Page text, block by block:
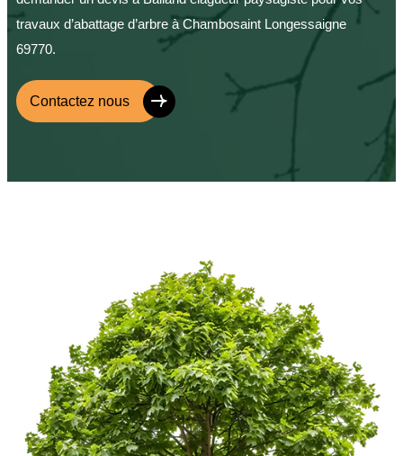
travaux d’abattage d’arbre à Chambosaint Longessaigne
69770.
Contactez nous